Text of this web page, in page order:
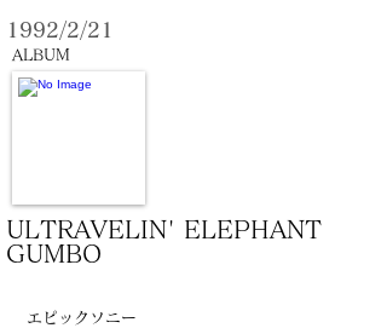
ULTRAVELIN' ELEPHANT
GUMBO
1992/2/21
ALBUM
エピックソニー